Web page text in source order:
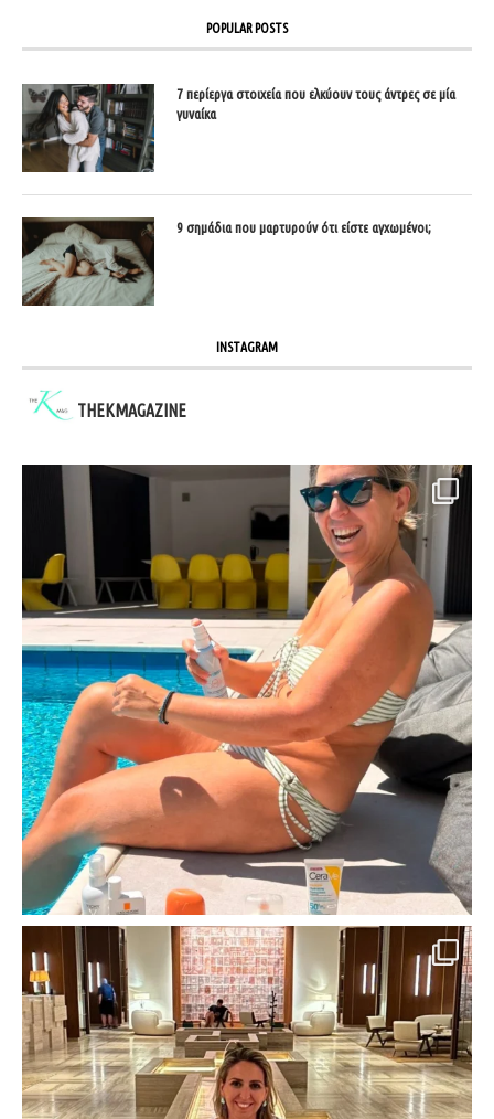
POPULAR POSTS
7 περίεργα στοιχεία που ελκύουν τους άντρες σε μία
γυναίκα
9 σημάδια που μαρτυρούν ότι είστε αγχωμένοι;
INSTAGRAM
THEKMAGAZINE